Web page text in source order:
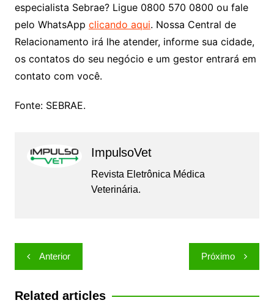
especialista Sebrae? Ligue 0800 570 0800 ou fale
pelo WhatsApp clicando aqui. Nossa Central de
Relacionamento irá lhe atender, informe sua cidade,
os contatos do seu negócio e um gestor entrará em
contato com você.
Fonte: SEBRAE.
ImpulsoVet
Revista Eletrônica Médica
Veterinária.
Navegação
de
Post
Anterior Próximo
Related articles